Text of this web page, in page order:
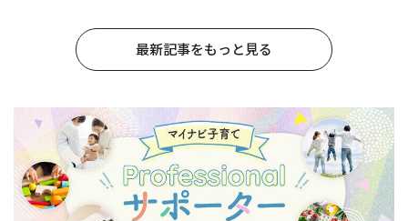
最新記事をもっと見る